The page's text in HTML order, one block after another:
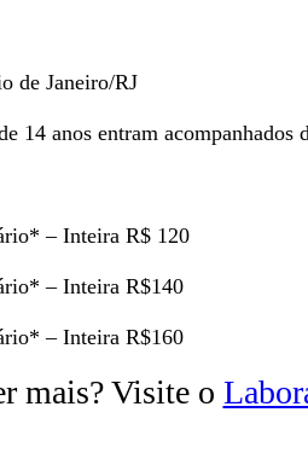
de Janeiro/RJ
14 anos entram acompanhados
– Inteira R$ 120
– Inteira R$140
– Inteira R$160
mais? Visite o